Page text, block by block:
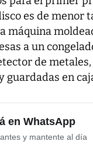
es de menor
máquina
a un
de
guardadas en
en WhatsApp
y mantente al día